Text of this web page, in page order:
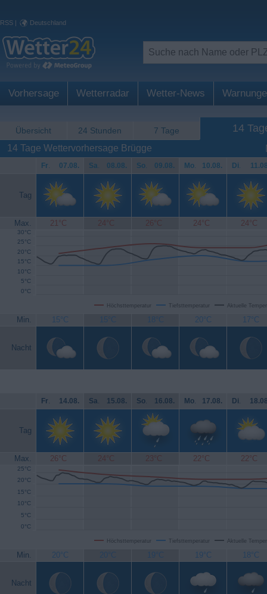
RSS | Deutschland
Vorhersage Wetterradar Wetter-News
Übersicht 24 Stunden 7 Tage 14
14 Tage Wettervorhersage Brügge
Fr. 07.08. Sa. 08.08. So. 09.08. Mo. 10.08. Di.
Tag
Max. 21°C 24°C 26°C 24°C 24°C
Höchsttemperatur Tiefsttemperatur Aktuelle
0°C
5°C
10°C
15°C
20°C
25°C
30°C
Min. 15°C 15°C 18°C 20°C 17°C
Nacht
Fr. 14.08. Sa. 15.08. So. 16.08. Mo. 17.08. Di.
Tag
Max. 26°C 24°C 23°C 22°C 22°C
Höchsttemperatur Tiefsttemperatur Aktuelle
0°C
5°C
10°C
15°C
20°C
25°C
Min. 20°C 20°C 19°C 19°C 18°C
Nacht